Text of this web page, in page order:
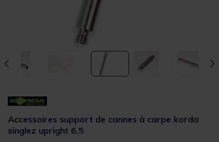
Accessoires support de cannes à carpe korda
singlez upright 6.5